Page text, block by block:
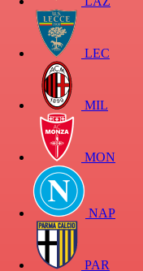
LEC
MIL
MON
NAP
PAR